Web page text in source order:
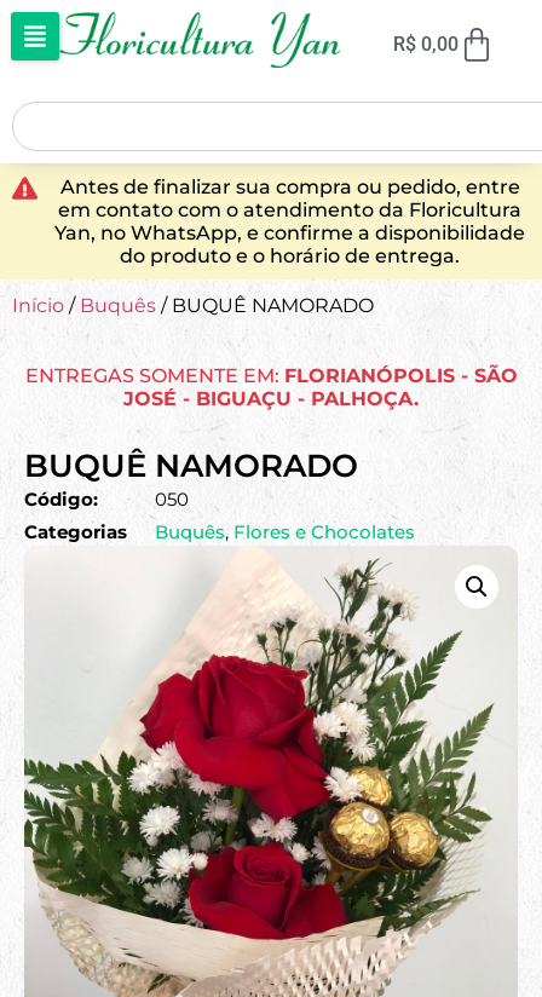
R$ 0,00
Antes de finalizar sua compra ou pedido, entre
em contato com o atendimento da Floricultura
Yan, no WhatsApp, e confirme a disponibilidade
do produto e o horário de entrega.
Início / Buquês / BUQUÊ NAMORADO
ENTREGAS SOMENTE EM: FLORIANÓPOLIS - SÃO
JOSÉ - BIGUAÇU - PALHOÇA.
BUQUÊ NAMORADO
Código:
050
Categorias
Buquês, Flores e Chocolates